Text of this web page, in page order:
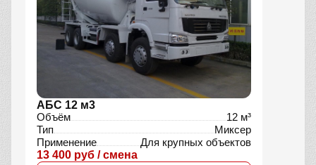
АБС 12 м3
Объём
12 м³
Тип
Миксер
Применение
Для крупных объектов
13 400 руб / смена